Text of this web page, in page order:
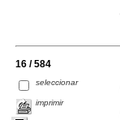
16 / 584
seleccionar
imprimir